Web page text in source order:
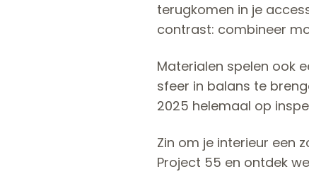
terugkomen in je
contrast: combineer
Materialen spelen ook
sfeer in balans te
2025 helemaal op
Zin om je interieur een
Project 55 en ontdek